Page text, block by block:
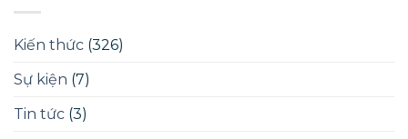
Kiến thức (326)
Sự kiện (7)
Tin tức (3)